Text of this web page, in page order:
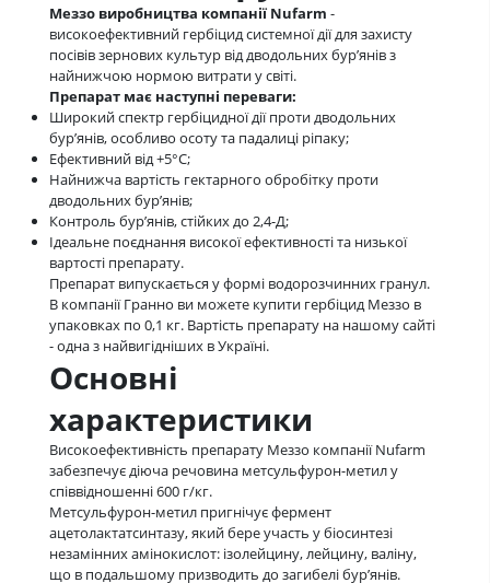
Меззо виробництва компанії Nufarm -
високоефективний гербіцид системної дії для захисту
посівів зернових культур від дводольних бур’янів з
найнижчою нормою витрати у світі.
Препарат має наступні переваги:
Широкий спектр гербіцидної дії проти дводольних
бур’янів, особливо осоту та падалиці ріпаку;
Ефективний від +5°С;
Найнижча вартість гектарного обробітку проти
дводольних бур’янів;
Контроль бур’янів, стійких до 2,4-Д;
Ідеальне поєднання високої ефективності та низької
вартості препарату.
Препарат випускається у формі водорозчинних гранул.
В компанії Гранно ви можете купити гербіцид Меззо в
упаковках по 0,1 кг. Вартість препарату на нашому сайті
- одна з найвигідніших в Україні.
Основні
характеристики
Високоефективність препарату Меззо компанії Nufarm
забезпечує діюча речовина метсульфурон-метил у
співвідношенні 600 г/кг.
Метсульфурон-метил пригнічує фермент
ацетолактатсинтазу, який бере участь у біосинтезі
незамінних амінокислот: ізолейцину, лейцину, валіну,
що в подальшому призводить до загибелі бур’янів.